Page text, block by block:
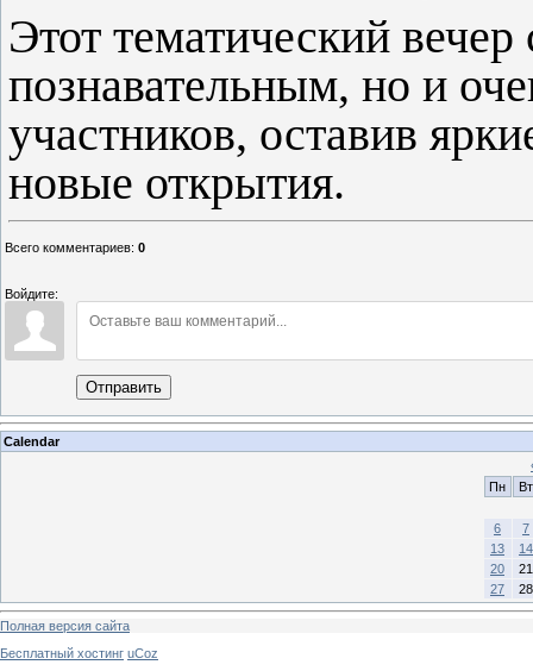
Этот тематический вечер
познавательным, но и
участников, оставив
новые открытия.
Всего комментариев: 0
Войдите:
Отправить
Calendar
Пн
Вт
6
7
13
14
20
21
27
28
Полная версия сайта
Бесплатный хостинг uCoz